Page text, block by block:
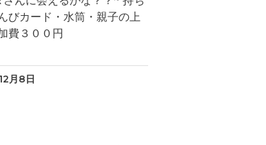
びカード・水筒・親子の上
費３００円
月8日